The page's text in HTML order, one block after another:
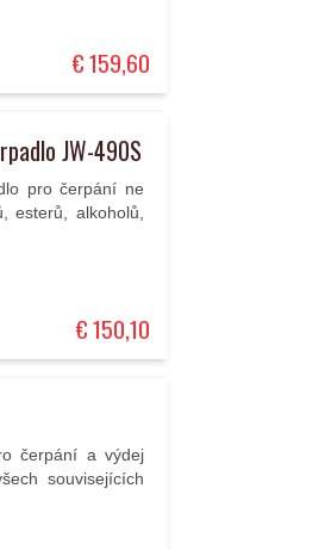
€ 159,60
JW-490S
pro čerpání ne
esterů, alkoholů,
€ 150,10
čerpání a výdej
souvisejících